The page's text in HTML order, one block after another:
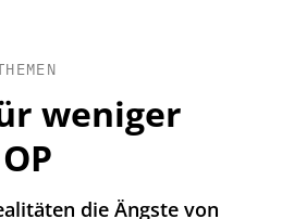
weniger
die Ängste von